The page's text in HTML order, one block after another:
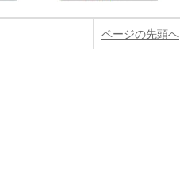
ページの先頭へ